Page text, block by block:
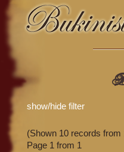
show/hide filter
(Shown 10 records from
Page 1 from 1